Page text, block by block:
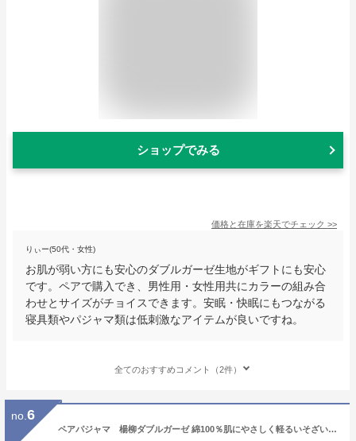
ショップでみる
価格と在庫を楽天でチェック >>
りぃー(50代・女性)
お肌が弱い方にも安心のダブルガーゼ生地がギフトにも安心
です。ペアで購入でき、男性用・女性用共にカラーの組み合
わせとサイズがチョイスできます。安眠・快眠にもつながる
寝具類やパジャマ類は低刺激なアイテムが良いですね。
全てのおすすめコメント（2件）
no. 6
ペアパジャマ 楊柳ダブルガーゼ 綿100％肌にやさしく軽るいそざいです。長袖 初夏・初秋向き カップル ナイトウェア ルームウェア 父の日 母の日ギフト プレゼント メンズ レディース 無料ラッピング 送料無料 2重ガーゼ ブライダルギフト 結婚祝い